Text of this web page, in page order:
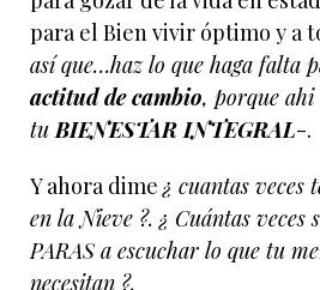
para el Bien vivir óptimo y a
así que…haz lo que haga falta
actitud de cambio, porque ahi
tuBIENESTAR INTEGRAL-.
Y ahora dime¿ cuantas veces
en la Nieve ?. ¿ Cuántas
PARAS a escuchar lo que tu
necesitan ?.